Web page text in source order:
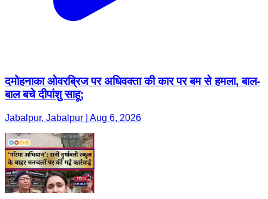
दमोहनाका ओवरब्रिज पर अधिवक्ता की कार पर बम से हमला, बाल-
बाल बचे दीपांशु साहू;
Jabalpur, Jabalpur | Aug 6, 2026